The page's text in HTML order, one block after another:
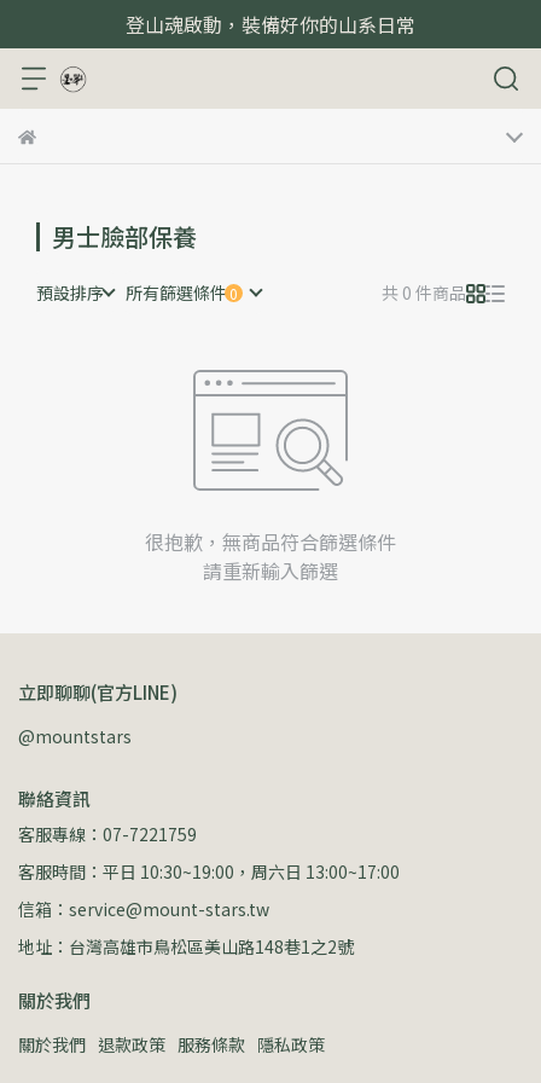
登山魂啟動，裝備好你的山系日常
男士臉部保養
預設排序 所有篩選條件 共 0 件商品
很抱歉，無商品符合篩選條件
請重新輸入篩選
立即聊聊(官方LINE)
@mountstars
聯絡資訊
客服專線：07-7221759
客服時間：平日 10:30~19:00，周六日 13:00~17:00
信箱：service@mount-stars.tw
地址：台灣高雄市鳥松區美山路148巷1之2號
關於我們
關於我們 退款政策 服務條款 隱私政策